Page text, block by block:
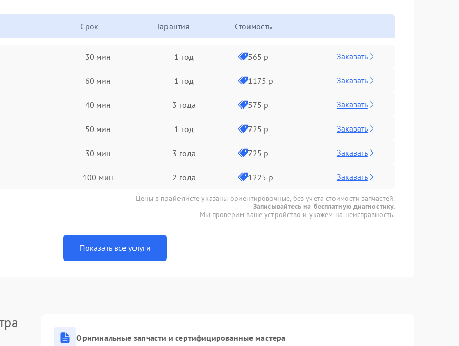
Срок Гарантия Стоимость
30 мин 1 год 565 р Заказать
60 мин 1 год 1175 р Заказать
40 мин 3 года 575 р Заказать
50 мин 1 год 725 р Заказать
30 мин 3 года 725 р Заказать
100 мин 2 года 1225 р Заказать
Цены в прайс-листе указаны ориентировочные, без учета стоимости запчастей.
Записывайтесь на бесплатную диагностику.
Мы проверим ваше устройство и укажем на неисправность.
Показать все услуги
Оригинальные запчасти и сертифицированные мастера